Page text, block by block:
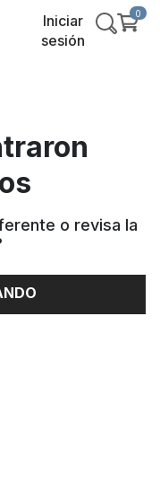
Iniciar
sesión
0
o revisa la